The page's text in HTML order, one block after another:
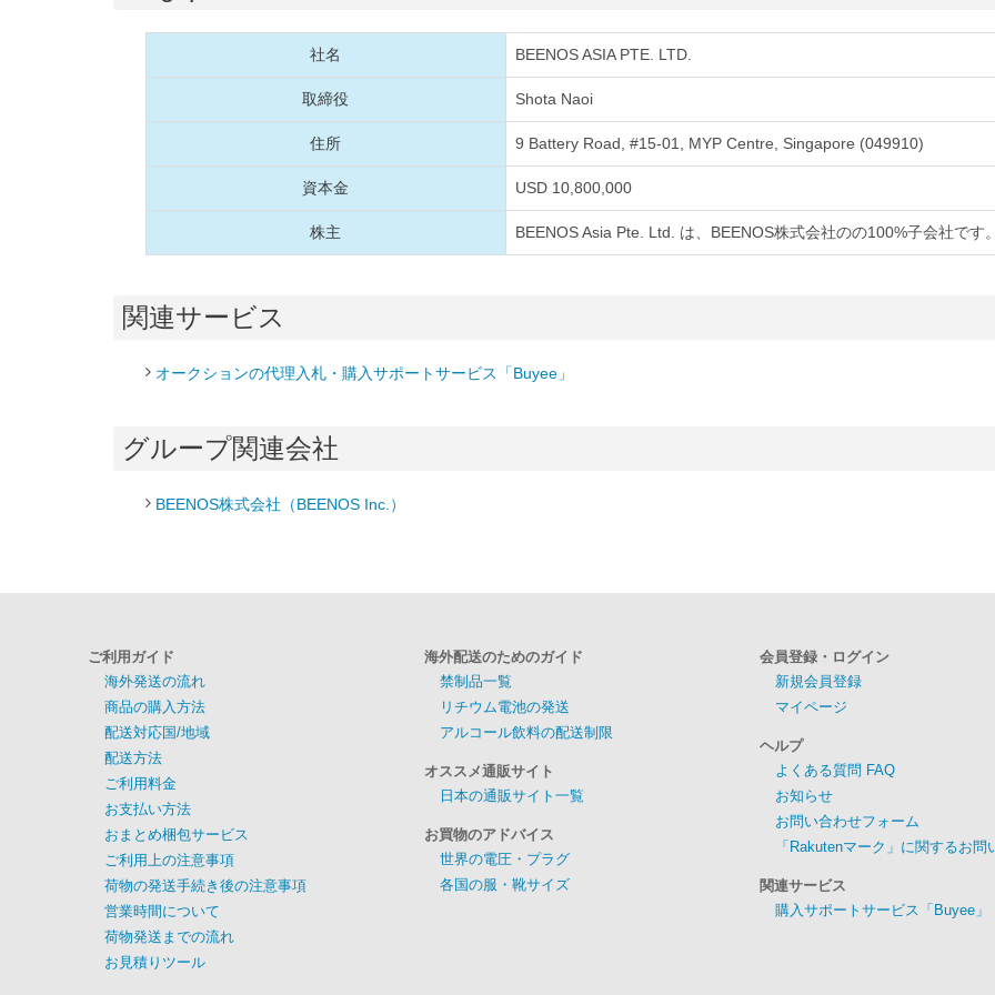
社名 BEENOS ASIA PTE. LTD.
取締役 Shota Naoi
住所 9 Battery Road, #15-01, MYP Centre, Singapore (049910)
資本金 USD 10,800,000
株主 BEENOS Asia Pte. Ltd. は、BEENOS株式会社のの100%子会社です
関連サービス
オークションの代理入札・購入サポートサービス「Buyee」
グループ関連会社
BEENOS株式会社（BEENOS Inc.）
ご利用ガイド
海外発送の流れ
商品の購入方法
配送対応国/地域
配送方法
ご利用料金
お支払い方法
おまとめ梱包サービス
ご利用上の注意事項
荷物の発送手続き後の注意事項
営業時間について
荷物発送までの流れ
お見積りツール
海外配送のためのガイド
禁制品一覧
リチウム電池の発送
アルコール飲料の配送制限
オススメ通販サイト
日本の通販サイト一覧
お買物のアドバイス
世界の電圧・プラグ
各国の服・靴サイズ
会員登録・ログイン
新規会員登録
マイページ
ヘルプ
よくある質問 FAQ
お知らせ
お問い合わせフォーム
「Rakutenマーク」に関するお問
関連サービス
購入サポートサービス「Buyee」